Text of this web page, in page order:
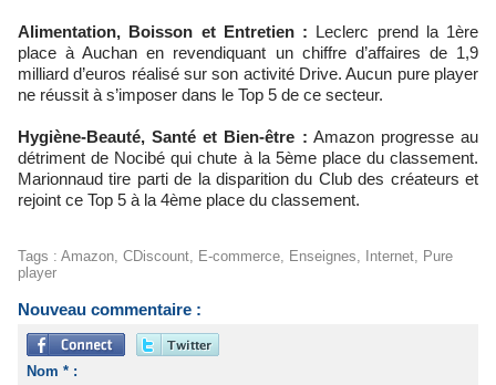
Alimentation, Boisson et Entretien : Leclerc prend la 1ère
place à Auchan en revendiquant un chiffre d’affaires de 1,9
milliard d’euros réalisé sur son activité Drive. Aucun pure player
ne réussit à s’imposer dans le Top 5 de ce secteur.
Hygiène-Beauté, Santé et Bien-être : Amazon progresse au
détriment de Nocibé qui chute à la 5ème place du classement.
Marionnaud tire parti de la disparition du Club des créateurs et
rejoint ce Top 5 à la 4ème place du classement.
Tags : Amazon CDiscount E-commerce Enseignes Internet Pure
player
Nouveau commentaire :
Nom * :